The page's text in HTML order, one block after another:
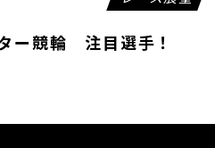
ー競輪 注目選手！